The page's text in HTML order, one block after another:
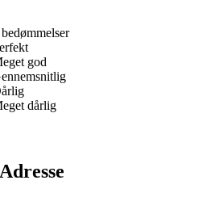
god
dårlig
Adresse